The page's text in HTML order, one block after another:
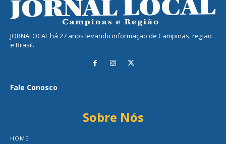
JORNALOCAL há 27 anos levando informação de Campinas, região
e Brasil.
Fale Conosco
Sobre Nós
HOME